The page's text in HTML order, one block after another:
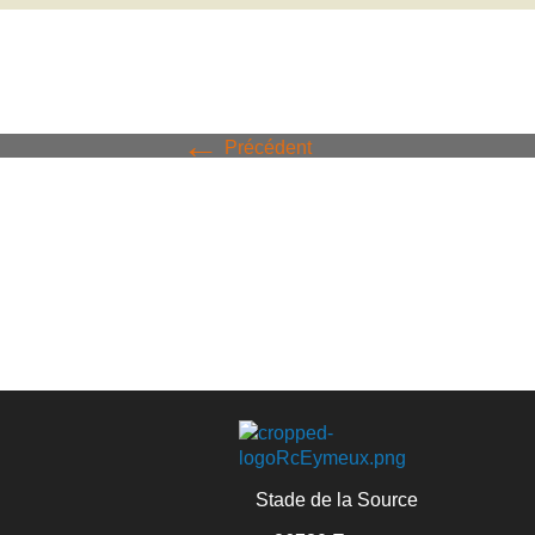
← Précédent
Stade de la Source